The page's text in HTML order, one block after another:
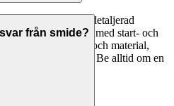
ska innehålla: detaljerad
som ingår, tidsplan med start- och
på arbetskostnad och material,
eventuella förbehåll. Be alltid om en
från smide?